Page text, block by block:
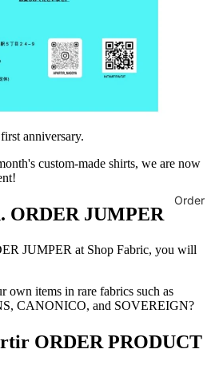
Order
anniversary.
custom-made shirts, we are now
ORDER JUMPER
JUMPER at Shop Fabric, you will
own items in rare fabrics such as
CANONICO, and SOVEREIGN?
ORDER PRODUCT